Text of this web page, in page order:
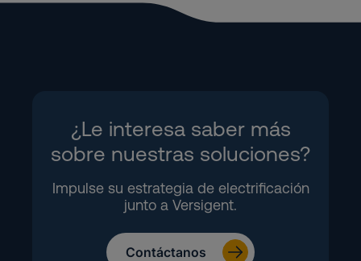
¿Le interesa saber más
sobre nuestras soluciones?
Impulse su estrategia de electrificación
junto a Versigent.
Contáctanos